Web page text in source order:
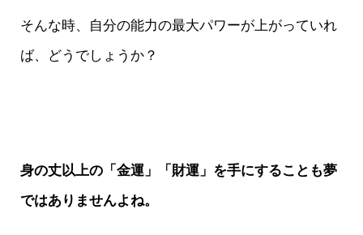
そんな時、自分の能力の最大パワーが上がっていれ
ば、どうでしょうか？
身の丈以上の「金運」「財運」を手にすることも夢
ではありませんよね。